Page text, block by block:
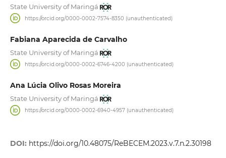
State University of Maringá
https://orcid.org/0000-0002-7574-8350 (unauthenticated)
Fabiana Aparecida de Carvalho
State University of Maringá
https://orcid.org/0000-0002-6746-4200 (unauthenticated)
Ana Lúcia Olivo Rosas Moreira
State University of Maringá
https://orcid.org/0000-0002-6940-4957 (unauthenticated)
DOI: https://doi.org/10.48075/ReBECEM.2023.v.7.n.2.30198